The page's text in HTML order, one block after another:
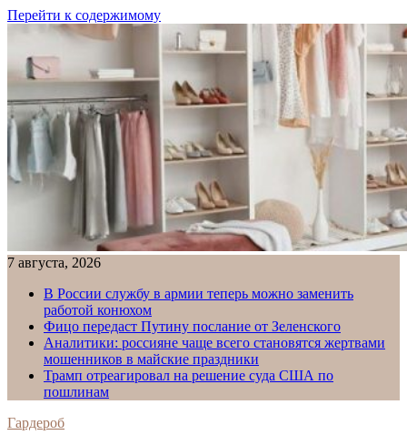
Перейти к содержимому
7 августа, 2026
В России службу в армии теперь можно заменить
работой конюхом
Фицо передаст Путину послание от Зеленского
Аналитики: россияне чаще всего становятся жертвами
мошенников в майские праздники
Трамп отреагировал на решение суда США по
пошлинам
Гардероб